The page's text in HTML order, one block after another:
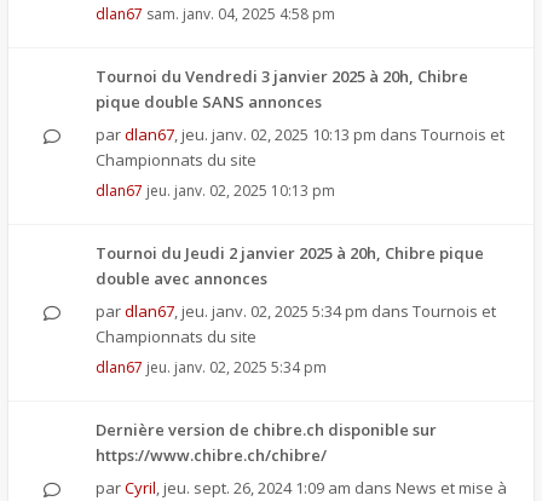
dlan67 sam. janv. 04, 2025 4:58 pm
Tournoi du Vendredi 3 janvier 2025 à 20h, Chibre
pique double SANS annonces
pardlan67, jeu. janv. 02, 2025 10:13 pm dans Tournois et
Championnats du site
dlan67 jeu. janv. 02, 2025 10:13 pm
Tournoi du Jeudi 2 janvier 2025 à 20h, Chibre pique
double avec annonces
pardlan67, jeu. janv. 02, 2025 5:34 pm dans Tournois et
Championnats du site
dlan67 jeu. janv. 02, 2025 5:34 pm
Dernière version de chibre.ch disponible sur
https://www.chibre.ch/chibre/
parCyril, jeu. sept. 26, 2024 1:09 am dans News et mise à